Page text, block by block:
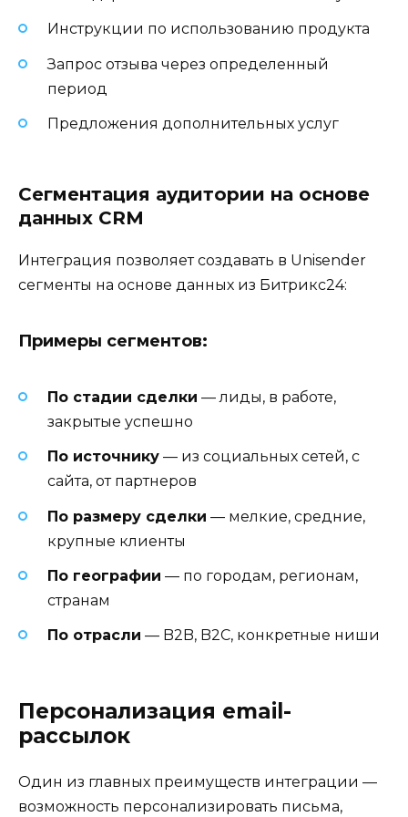
Инструкции по использованию продукта
Запрос отзыва через определенный
период
Предложения дополнительных услуг
Сегментация аудитории на основе
данных CRM
Интеграция позволяет создавать в Unisender
сегменты на основе данных из Битрикс24:
Примеры сегментов:
По стадии сделки — лиды, в работе,
закрытые успешно
По источнику — из социальных сетей, с
сайта, от партнеров
По размеру сделки — мелкие, средние,
крупные клиенты
По географии — по городам, регионам,
странам
По отрасли — B2B, B2C, конкретные ниши
Персонализация email-
рассылок
Один из главных преимуществ интеграции —
возможность персонализировать письма,